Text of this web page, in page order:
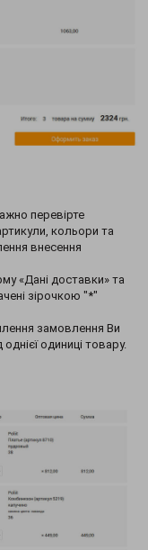
перевірте
кольори та
внесення
«Дані доставки» та
зірочкою "*"
замовлення Ви
одиниці товару.